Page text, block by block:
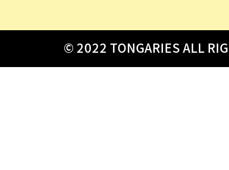
© 2022 TONGARIES ALL